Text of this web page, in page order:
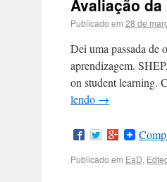
Avaliação
Publicado em 28 de
Dei uma passada de
aprendizagem.
on student learning.
lendo →
Publicado em EaD,